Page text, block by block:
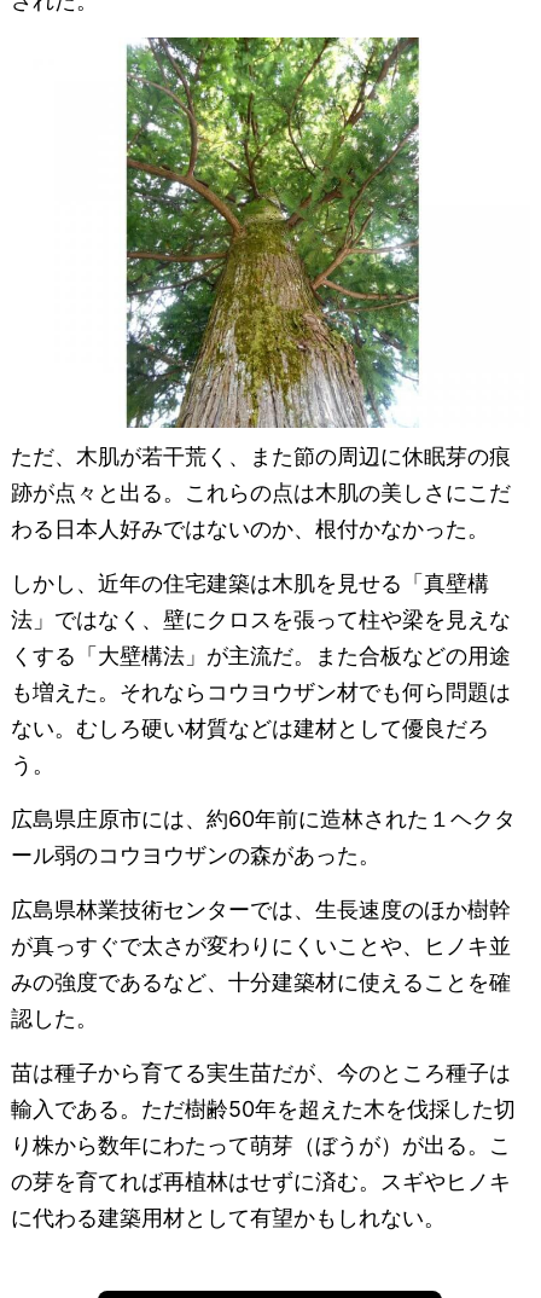
ただ、木肌が若干荒く、また節の周辺に休眠芽の痕
跡が点々と出る。これらの点は木肌の美しさにこだ
わる日本人好みではないのか、根付かなかった。
しかし、近年の住宅建築は木肌を見せる「真壁構
法」ではなく、壁にクロスを張って柱や梁を見えな
くする「大壁構法」が主流だ。また合板などの用途
も増えた。それならコウヨウザン材でも何ら問題は
ない。むしろ硬い材質などは建材として優良だろ
う。
広島県庄原市には、約60年前に造林された１ヘクタ
ール弱のコウヨウザンの森があった。
広島県林業技術センターでは、生長速度のほか樹幹
が真っすぐで太さが変わりにくいことや、ヒノキ並
みの強度であるなど、十分建築材に使えることを確
認した。
苗は種子から育てる実生苗だが、今のところ種子は
輸入である。ただ樹齢50年を超えた木を伐採した切
り株から数年にわたって萌芽（ぼうが）が出る。こ
の芽を育てれば再植林はせずに済む。スギやヒノキ
に代わる建築用材として有望かもしれない。